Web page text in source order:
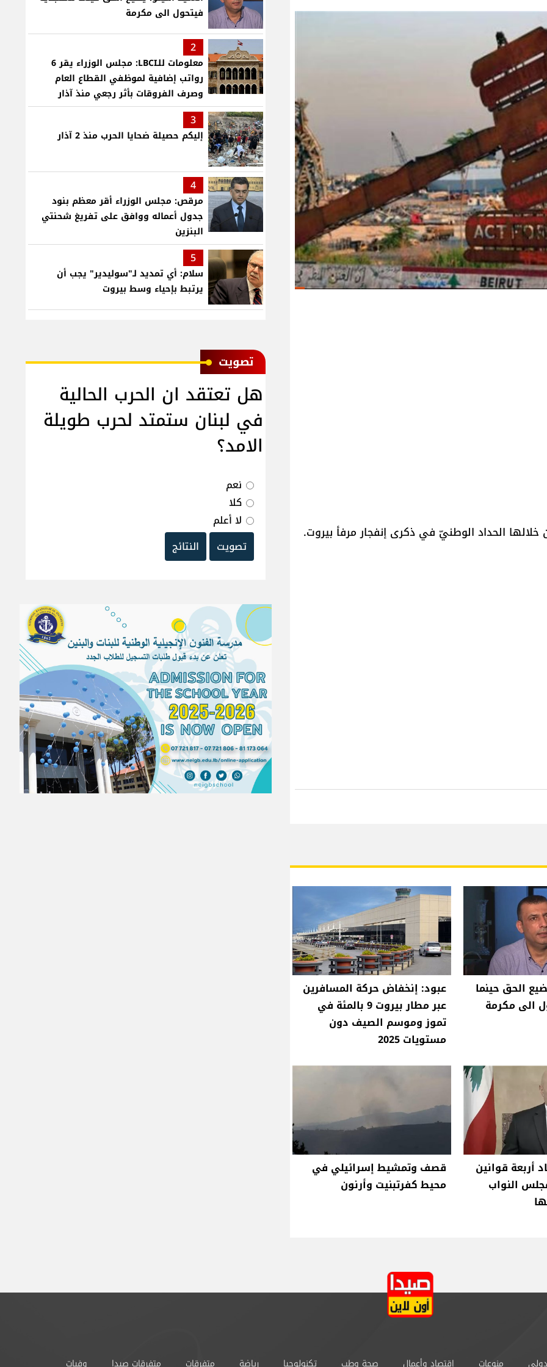
الحداد الوطنيّ في ذكرى إنفجار مرفأ بيروت.
الحق حينما
الى مكرمة
عبود: إنخفاض حركة المسافرين
عبر مطار بيروت 9 بالمئة في
تموز وموسم الصيف دون
مستويات 2025
أربعة قوانين
النواب
قصف وتمشيط إسرائيلي في
محيط كفرتبنيت وأرنون
فيتحول الى مكرمة
2
معلومات للـLBCI: مجلس الوزراء يقر 6
رواتب إضافية لموظفي القطاع العام
وصرف الفروقات بأثر رجعي منذ آذار
3
إليكم حصيلة ضحايا الحرب منذ 2 آذار
4
مرقص: مجلس الوزراء أقر معظم بنود
جدول أعماله ووافق على تفريغ شحنتي
البنزين
5
سلام: أي تمديد لـ"سوليدير" يجب أن
يرتبط بإحياء وسط بيروت
ﺗﺼﻮﻳﺖ
هل تعتقد ان الحرب الحالية
في لبنان ستمتد لحرب طويلة
الامد؟
نعم
كلا
لا أعلم
تصويت
النتائج
منوعات إقتصاد وأعمال صحة وطب تكنولوجيا رياضة متفرقات متفرقات صيدا وفيات